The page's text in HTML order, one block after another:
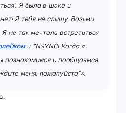
Я была в шоке и
Я тебя не слышу. Возьми
не так мечтала встретиться
и *NSYNC! Когда я
познакомимся и пообщаемся,
меня, пожалуйста”»,